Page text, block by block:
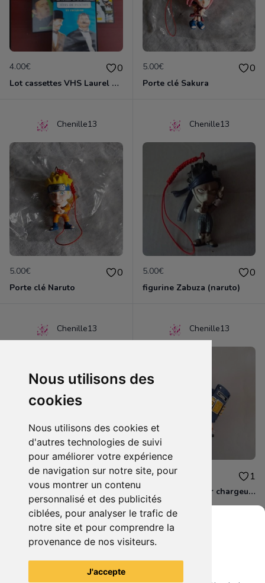
Nous utilisons des
cookies
Nous utilisons des cookies et
d'autres technologies de suivi
pour améliorer votre expérience
de navigation sur notre site, pour
vous montrer un contenu
personnalisé et des publicités
ciblées, pour analyser le trafic de
notre site et pour comprendre la
provenance de nos visiteurs.
J'accepte
4.00€ 0
Lot cassettes VHS Laurel & Hardy
5.00€ 0
Porte clé Sakura
Chenille13
5.00€ 0
Porte clé Naruto
Chenille13
5.00€ 0
figurine Zabuza (naruto)
Chenille13
1.50€ 0
Lot de 2 magnets BAKUGAN
Chenille13
10.00€ 1
Skylanders Super chargeur Higt volt
Voir tous les articles du vendeur
Grenier du Geek